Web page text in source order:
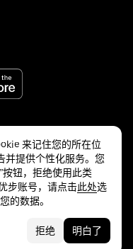
来记住您的所在位
并提供个性化服务。您
按钮，拒绝使用此类
步账号，请点击此处选
的数据。
拒绝 明白了